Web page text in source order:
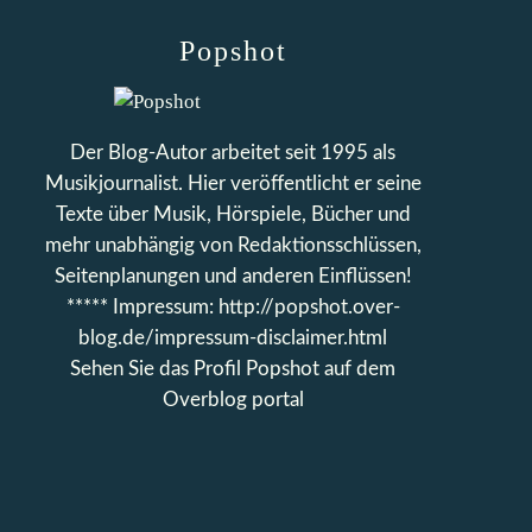
Popshot
Der Blog-Autor arbeitet seit 1995 als
Musikjournalist. Hier veröffentlicht er seine
Texte über Musik, Hörspiele, Bücher und
mehr unabhängig von Redaktionsschlüssen,
Seitenplanungen und anderen Einflüssen!
***** Impressum: http://popshot.over-
blog.de/impressum-disclaimer.html
Sehen Sie das Profil
Popshot auf dem
Overblog portal